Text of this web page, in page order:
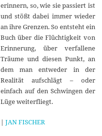
erinnern, so, wie sie passiert ist
und stößt dabei immer wieder
an ihre Grenzen. So entsteht ein
Buch über die Flüchtigkeit von
Erinnerung, über verfallene
Träume und diesen Punkt, an
dem man entweder in der
Realität aufschlägt – oder
einfach auf den Schwingen der
Lüge weiterfliegt.
| JAN FISCHER